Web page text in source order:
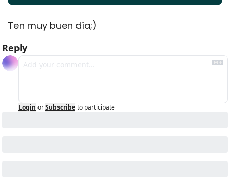
Ten muy buen día;)
Reply
Login orSubscribeto participate